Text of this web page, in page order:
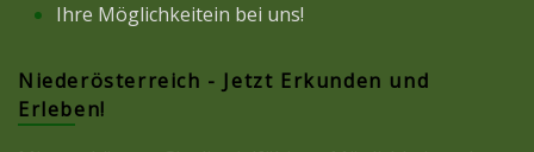
Ihre Möglichkeitein bei uns!
Niederösterreich - Jetzt Erkunden und
Erleben!